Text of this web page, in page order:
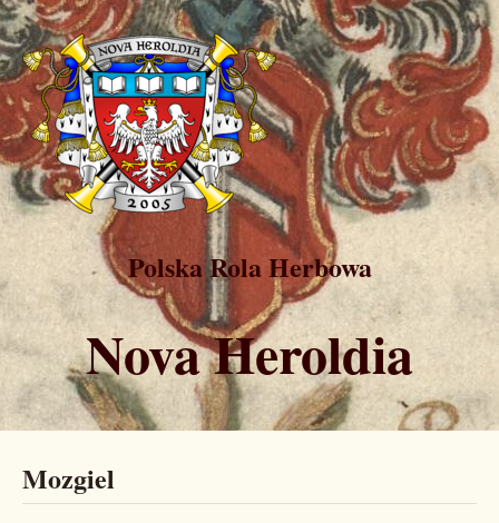
Polska Rola Herbowa
Nova Heroldia
Mozgiel